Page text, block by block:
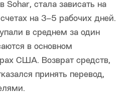
Sohar, стала зависать на
на 3–5 рабочих дней.
в среднем за один
в основном
США. Возврат средств,
принять перевод,